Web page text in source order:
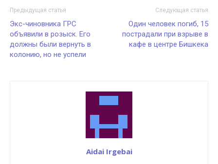
Предыдущая статья
Экс-чиновника ГРС
объявили в розыск. Его
должны были вернуть в
колонию, но не успели
Следующая статья
Один человек погиб, 15
пострадали при взрыве в
кафе в центре Бишкека
Aidai Irgebai